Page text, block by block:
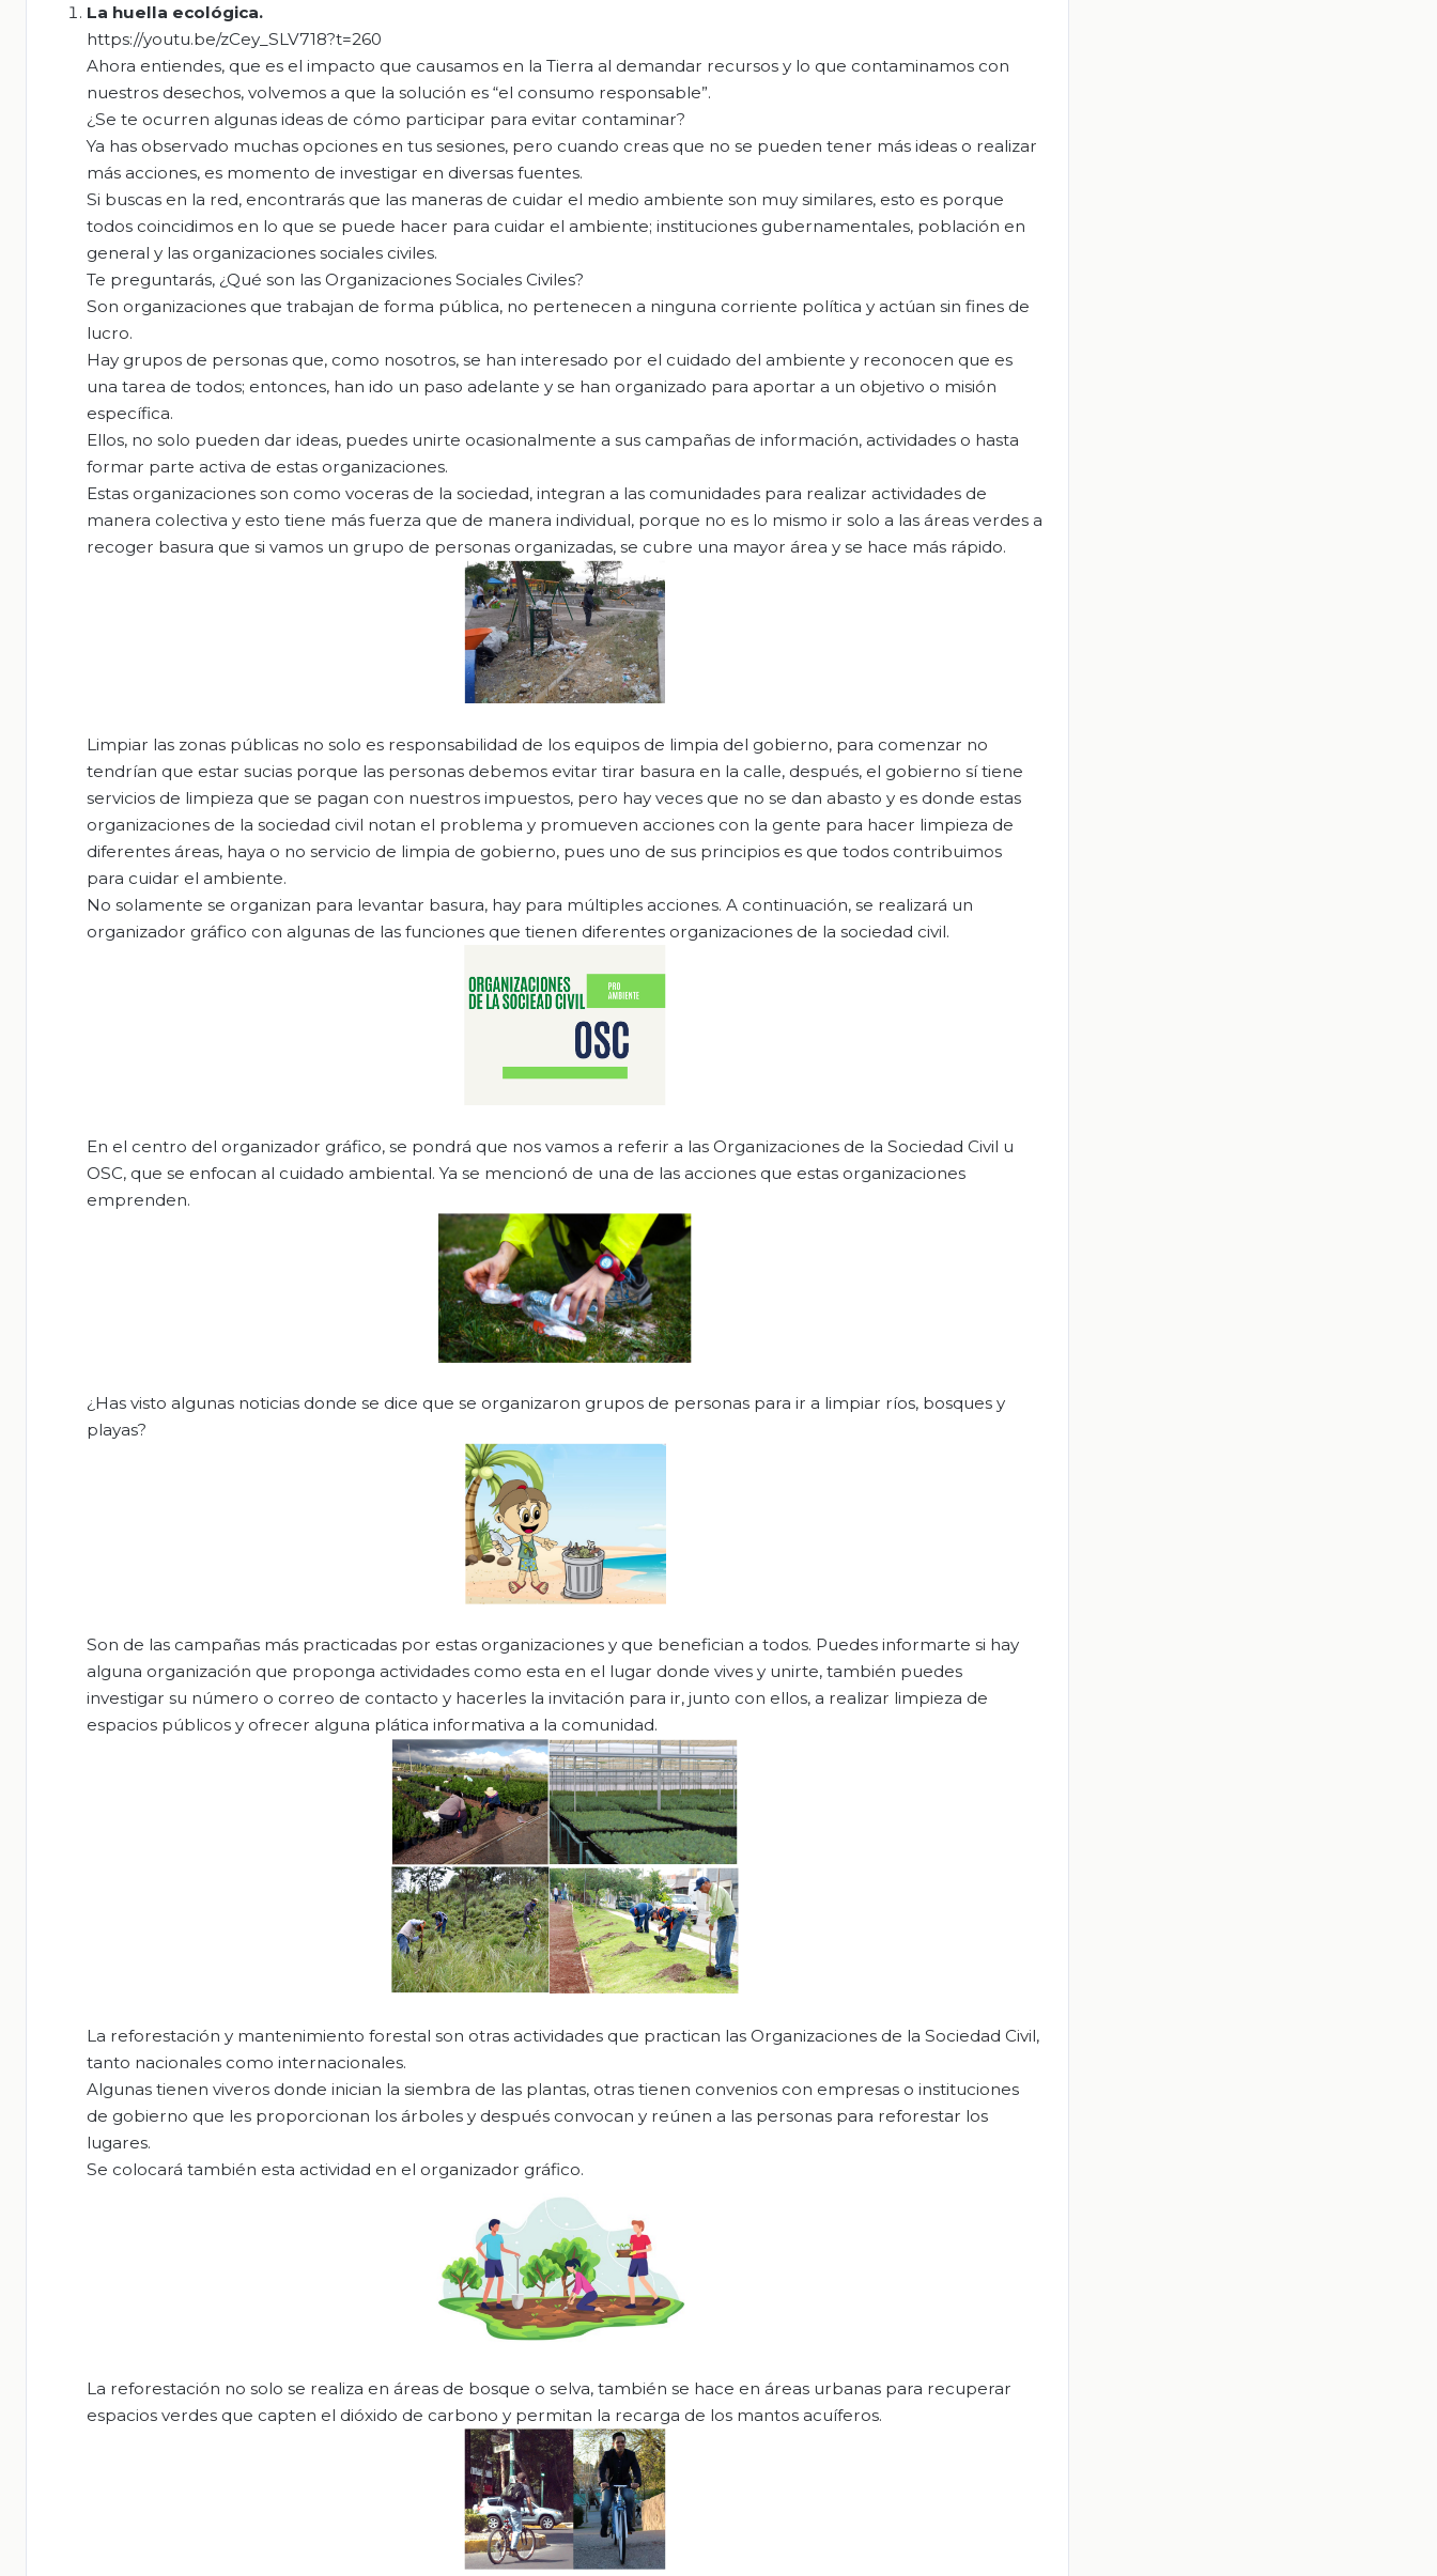
La huella ecológica.
https://youtu.be/zCey_SLV718?t=260
Ahora entiendes, que es el impacto que causamos en la Tierra al demandar recursos y lo que contaminamos con
nuestros desechos, volvemos a que la solución es “el consumo responsable”.
¿Se te ocurren algunas ideas de cómo participar para evitar contaminar?
Ya has observado muchas opciones en tus sesiones, pero cuando creas que no se pueden tener más ideas o realizar
más acciones, es momento de investigar en diversas fuentes.
Si buscas en la red, encontrarás que las maneras de cuidar el medio ambiente son muy similares, esto es porque
todos coincidimos en lo que se puede hacer para cuidar el ambiente; instituciones gubernamentales, población en
general y las organizaciones sociales civiles.
Te preguntarás, ¿Qué son las Organizaciones Sociales Civiles?
Son organizaciones que trabajan de forma pública, no pertenecen a ninguna corriente política y actúan sin fines de
lucro.
Hay grupos de personas que, como nosotros, se han interesado por el cuidado del ambiente y reconocen que es
una tarea de todos; entonces, han ido un paso adelante y se han organizado para aportar a un objetivo o misión
específica.
Ellos, no solo pueden dar ideas, puedes unirte ocasionalmente a sus campañas de información, actividades o hasta
formar parte activa de estas organizaciones.
Estas organizaciones son como voceras de la sociedad, integran a las comunidades para realizar actividades de
manera colectiva y esto tiene más fuerza que de manera individual, porque no es lo mismo ir solo a las áreas verdes a
recoger basura que si vamos un grupo de personas organizadas, se cubre una mayor área y se hace más rápido.
Limpiar las zonas públicas no solo es responsabilidad de los equipos de limpia del gobierno, para comenzar no
tendrían que estar sucias porque las personas debemos evitar tirar basura en la calle, después, el gobierno sí tiene
servicios de limpieza que se pagan con nuestros impuestos, pero hay veces que no se dan abasto y es donde estas
organizaciones de la sociedad civil notan el problema y promueven acciones con la gente para hacer limpieza de
diferentes áreas, haya o no servicio de limpia de gobierno, pues uno de sus principios es que todos contribuimos
para cuidar el ambiente.
No solamente se organizan para levantar basura, hay para múltiples acciones. A continuación, se realizará un
organizador gráfico con algunas de las funciones que tienen diferentes organizaciones de la sociedad civil.
En el centro del organizador gráfico, se pondrá que nos vamos a referir a las Organizaciones de la Sociedad Civil u
OSC, que se enfocan al cuidado ambiental. Ya se mencionó de una de las acciones que estas organizaciones
emprenden.
¿Has visto algunas noticias donde se dice que se organizaron grupos de personas para ir a limpiar ríos, bosques y
playas?
Son de las campañas más practicadas por estas organizaciones y que benefician a todos. Puedes informarte si hay
alguna organización que proponga actividades como esta en el lugar donde vives y unirte, también puedes
investigar su número o correo de contacto y hacerles la invitación para ir, junto con ellos, a realizar limpieza de
espacios públicos y ofrecer alguna plática informativa a la comunidad.
La reforestación y mantenimiento forestal son otras actividades que practican las Organizaciones de la Sociedad Civil,
tanto nacionales como internacionales.
Algunas tienen viveros donde inician la siembra de las plantas, otras tienen convenios con empresas o instituciones
de gobierno que les proporcionan los árboles y después convocan y reúnen a las personas para reforestar los
lugares.
Se colocará también esta actividad en el organizador gráfico.
La reforestación no solo se realiza en áreas de bosque o selva, también se hace en áreas urbanas para recuperar
espacios verdes que capten el dióxido de carbono y permitan la recarga de los mantos acuíferos.